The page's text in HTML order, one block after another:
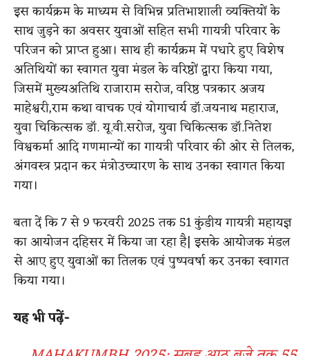
इस कार्यक्रम के माध्यम से विभिन्न प्रतिभाशाली व्यक्तियों के
साथ जुड़ने का अवसर युवाओं सहित सभी गायत्री परिवार के
परिजन को प्राप्त हुआ। साथ ही कार्यक्रम में पधारे हुए विशेष
अतिथियों का स्वागत युवा मंडल के वरिष्ठों द्वारा किया गया,
जिसमें मुख्यअतिथि राजाराम सरोज, वरिष्ठ पत्रकार अजय
माहेश्वरी,राम कथा वाचक एवं योगाचार्य डॉ.जयनाथ महाराज,
युवा चिकित्सक डॉ. यू.वी.सरोज, युवा चिकित्सक डॉ.नितेश
विश्वकर्मा आदि गणमान्यों का गायत्री परिवार की ओर से तिलक,
अंगवस्त्र प्रदान कर मंत्रोउच्चारण के साथ उनका स्वागत किया
गया।
बता दें कि 7 से 9 फरवरी 2025 तक 51 कुंडीय गायत्री महायज्ञ
का आयोजन दहिसर में किया जा रहा है| इसके आयोजक मंडल
से आए हुए युवाओं का तिलक एवं पुष्पवर्षा कर उनका स्वागत
किया गया।
यह भी पढ़ें-